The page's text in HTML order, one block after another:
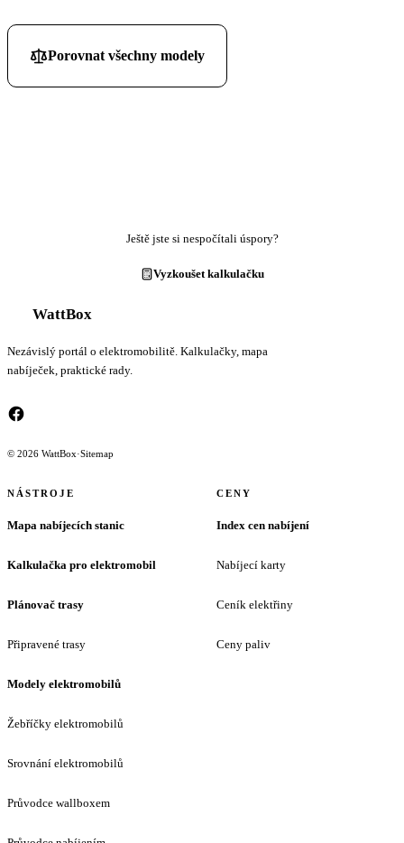
Porovnat všechny modely
Ještě jste si nespočítali úspory?
Vyzkoušet kalkulačku
WattBox
Nezávislý portál o elektromobilitě. Kalkulačky, mapa
nabíječek, praktické rady.
© 2026 WattBox·Sitemap
NÁSTROJE
Mapa nabíjecích stanic
Kalkulačka pro elektromobil
Plánovač trasy
Připravené trasy
Modely elektromobilů
Žebříčky elektromobilů
Srovnání elektromobilů
Průvodce wallboxem
CENY
Index cen nabíjení
Nabíjecí karty
Ceník elektřiny
Ceny paliv